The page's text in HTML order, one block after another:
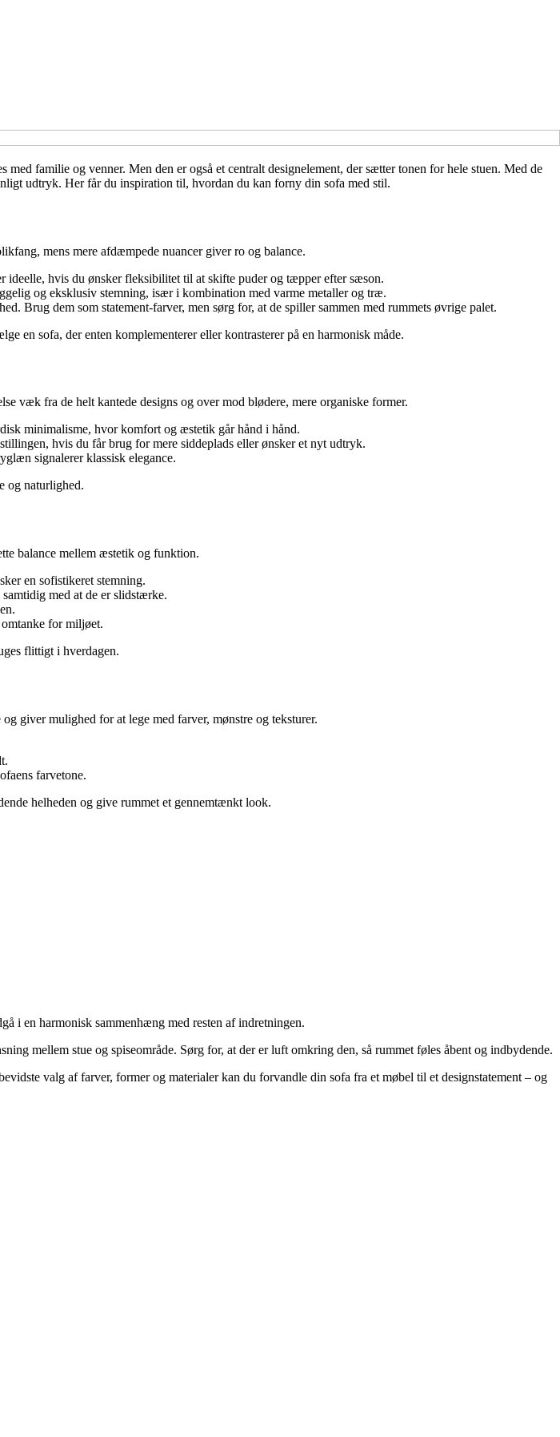
familie og venner. Men den er også et centralt designelement, der sætter tonen for hele stuen. Med de
udtryk. Her får du inspiration til, hvordan du kan forny din sofa med stil.
mens mere afdæmpede nuancer giver ro og balance.
ideelle, hvis du ønsker fleksibilitet til at skifte puder og tæpper efter sæson.
og eksklusiv stemning, især i kombination med varme metaller og træ.
Brug dem som statement-farver, men sørg for, at de spiller sammen med rummets øvrige palet.
en sofa, der enten komplementerer eller kontrasterer på en harmonisk måde.
væk fra de helt kantede designs og over mod blødere, mere organiske former.
minimalisme, hvor komfort og æstetik går hånd i hånd.
hvis du får brug for mere siddeplads eller ønsker et nyt udtryk.
signalerer klassisk elegance.
og naturlighed.
balance mellem æstetik og funktion.
en sofistikeret stemning.
med at de er slidstærke.
for miljøet.
flittigt i hverdagen.
giver mulighed for at lege med farver, mønstre og teksturer.
farvetone.
helheden og give rummet et gennemtænkt look.
i en harmonisk sammenhæng med resten af indretningen.
mellem stue og spiseområde. Sørg for, at der er luft omkring den, så rummet føles åbent og indbydende.
valg af farver, former og materialer kan du forvandle din sofa fra et møbel til et designstatement – og